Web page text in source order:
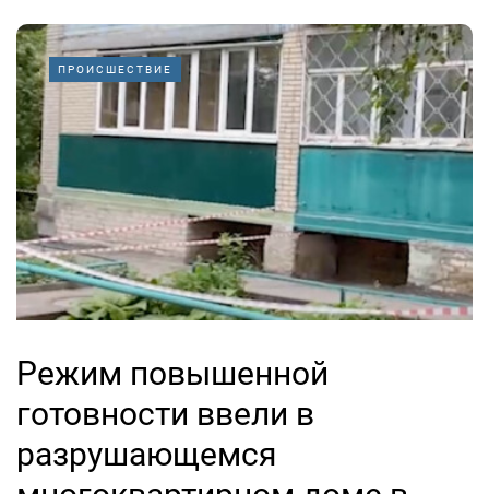
ПРОИСШЕСТВИЕ
Режим повышенной
готовности ввели в
разрушающемся